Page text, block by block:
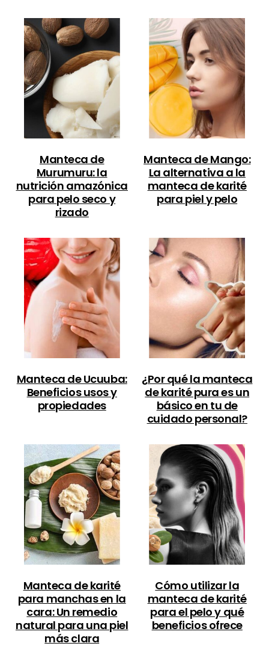
Manteca de
Murumuru: la
nutrición amazónica
para pelo seco y
rizado
Manteca de Mango:
La alternativa a la
manteca de karité
para piel y pelo
Manteca de Ucuuba:
Beneficios usos y
propiedades
¿Por qué la manteca
de karité pura es un
básico en tu de
cuidado personal?
Manteca de karité
para manchas en la
cara: Un remedio
natural para una piel
más clara
Cómo utilizar la
manteca de karité
para el pelo y qué
beneficios ofrece